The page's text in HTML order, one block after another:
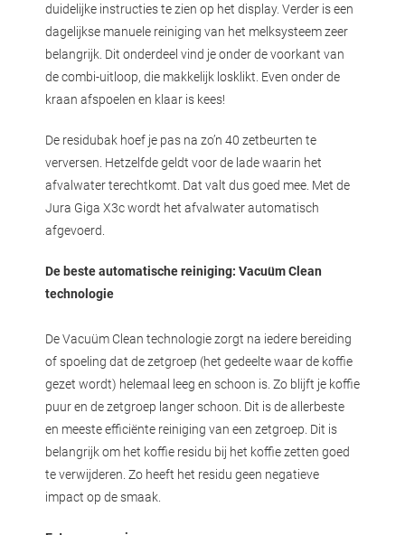
duidelijke instructies te zien op het display. Verder is een
dagelijkse manuele reiniging van het melksysteem zeer
belangrijk. Dit onderdeel vind je onder de voorkant van
de combi-uitloop, die makkelijk losklikt. Even onder de
kraan afspoelen en klaar is kees!
De residubak hoef je pas na zo’n 40 zetbeurten te
verversen. Hetzelfde geldt voor de lade waarin het
afvalwater terechtkomt. Dat valt dus goed mee. Met de
Jura Giga X3c wordt het afvalwater automatisch
afgevoerd.
De beste automatische reiniging: Vacuüm Clean
technologie
De Vacuüm Clean technologie zorgt na iedere bereiding
of spoeling dat de zetgroep (het gedeelte waar de koffie
gezet wordt) helemaal leeg en schoon is. Zo blijft je koffie
puur en de zetgroep langer schoon. Dit is de allerbeste
en meeste efficiënte reiniging van een zetgroep. Dit is
belangrijk om het koffie residu bij het koffie zetten goed
te verwijderen. Zo heeft het residu geen negatieve
impact op de smaak.